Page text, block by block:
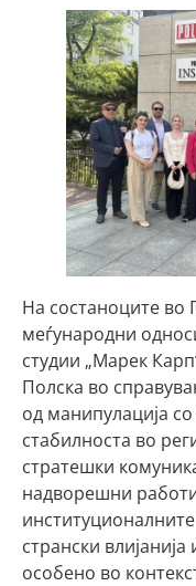
На состаноците во
меѓународни
студии „Марек
Полска во
од манипулација
стабилноста во
стратешки
надворешни
странски
особено во